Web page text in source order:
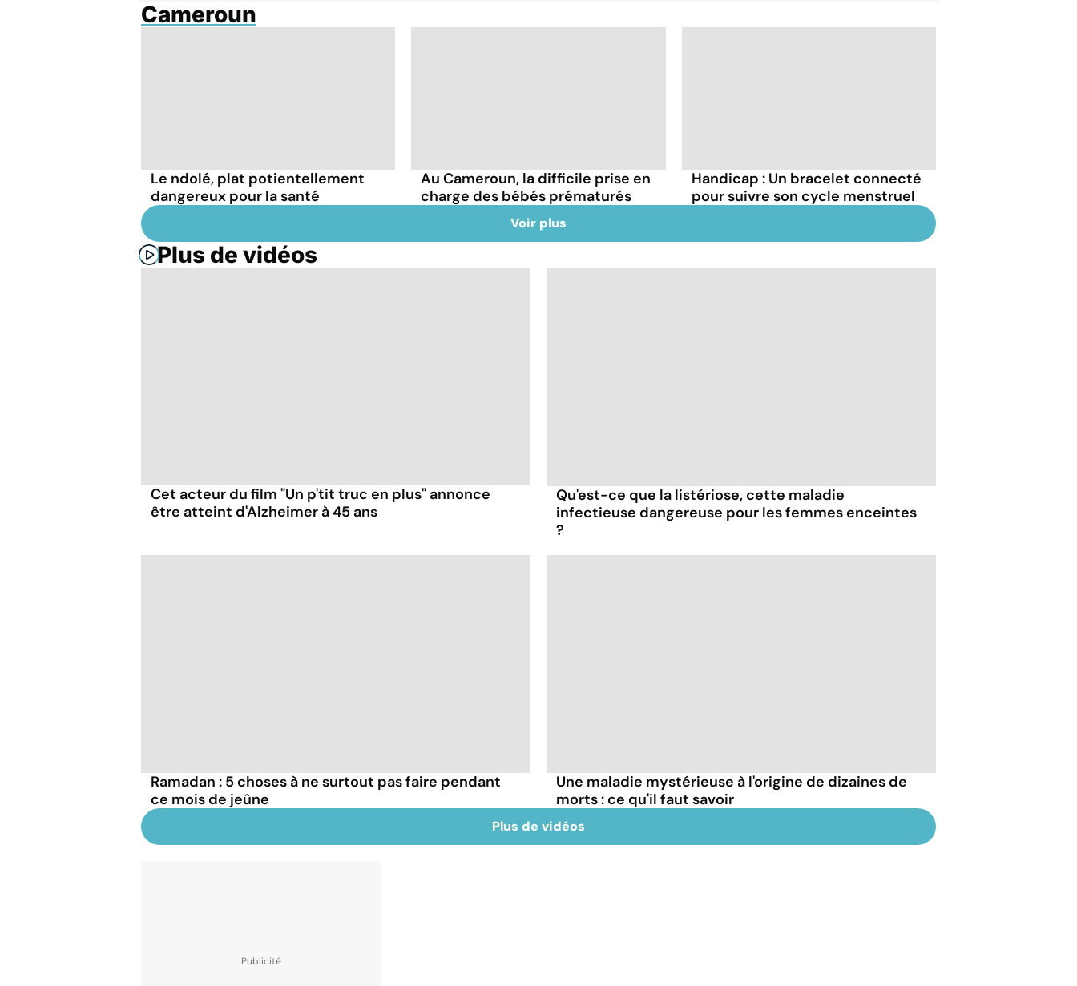
Cameroun
Le ndolé, plat potientellement
dangereux pour la santé
Au Cameroun, la difficile prise en
charge des bébés prématurés
Handicap : Un bracelet connecté
pour suivre son cycle menstruel
Voir plus
Plus de vidéos
Cet acteur du film "Un p'tit truc en plus" annonce
être atteint d'Alzheimer à 45 ans
Qu'est-ce que la listériose, cette maladie
infectieuse dangereuse pour les femmes enceintes
?
Ramadan : 5 choses à ne surtout pas faire pendant
ce mois de jeûne
Une maladie mystérieuse à l'origine de dizaines de
morts : ce qu'il faut savoir
Plus de vidéos